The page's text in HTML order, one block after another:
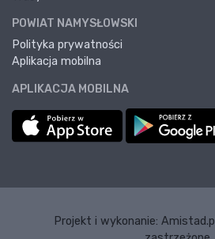
POWIAT NAMYSŁOWSKI
Polityka prywatności
Aplikacja mobilna
APLIKACJA MOBILNA
Projekt i wykonanie: Amistad.pl